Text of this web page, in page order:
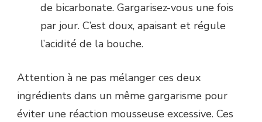
de bicarbonate. Gargarisez-vous une fois
par jour. C’est doux, apaisant et régule
l’acidité de la bouche.
Attention à ne pas mélanger ces deux
ingrédients dans un même gargarisme pour
éviter une réaction mousseuse excessive. Ces